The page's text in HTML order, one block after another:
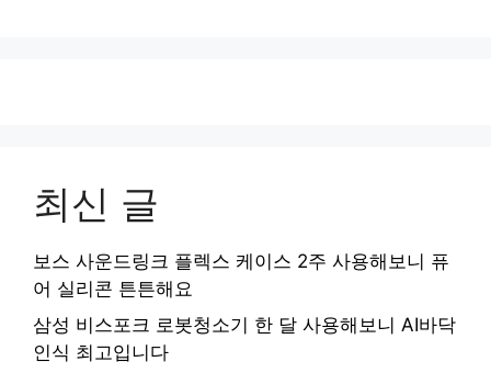
최신 글
보스 사운드링크 플렉스 케이스 2주 사용해보니 퓨
어 실리콘 튼튼해요
삼성 비스포크 로봇청소기 한 달 사용해보니 AI바닥
인식 최고입니다